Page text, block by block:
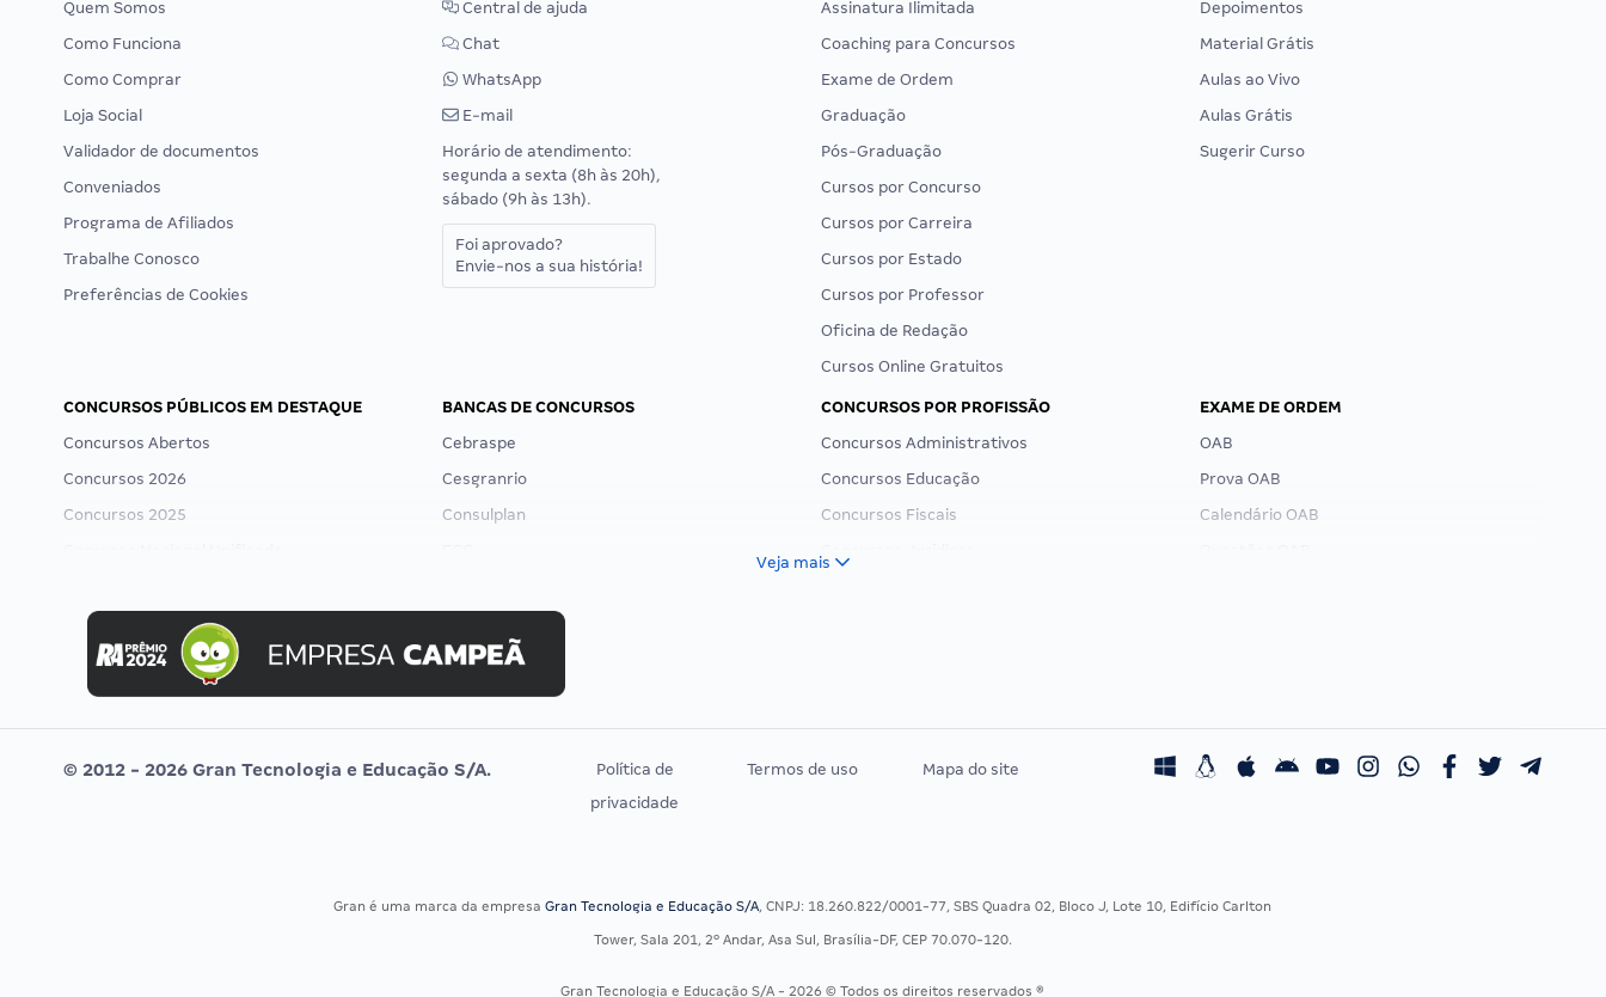
Quem Somos
Como Funciona
Como Comprar
Loja Social
Validador de documentos
Conveniados
Programa de Afiliados
Trabalhe Conosco
Preferências de Cookies
Central de ajuda
Chat
WhatsApp
E-mail
Horário de atendimento:
segunda a sexta (8h às 20h),
sábado (9h às 13h).
Foi aprovado?
Envie-nos a sua história!
Assinatura Ilimitada
Coaching para Concursos
Exame de Ordem
Graduação
Pós-Graduação
Cursos por Concurso
Cursos por Carreira
Cursos por Estado
Cursos por Professor
Oficina de Redação
Cursos Online Gratuitos
Depoimentos
Material Grátis
Aulas ao Vivo
Aulas Grátis
Sugerir Curso
CONCURSOS PÚBLICOS EM DESTAQUE
Concursos Abertos
Concursos 2026
Concursos 2025
Concurso MPU
Editais publicados
BANCAS DE CONCURSOS
Cebraspe
Cesgranrio
Consulplan
Selecon
Uniase
Vunesp
CONCURSOS POR PROFISSÃO
Concursos Administrativos
Concursos Educação
Concursos Fiscais
Residência Multiprofissional
EXAME DE ORDEM
OAB
Prova OAB
Calendário OAB
Veja mais
© 2012 - 2026 Gran Tecnologia e Educação S/A.
Política de
privacidade
Termos de uso Mapa do site
Gran é uma marca da empresaGran Tecnologia e Educação S/A, CNPJ: 18.260.822/0001-77, SBS Quadra 02, Bloco J, Lote 10, Edifício Carlton
Tower, Sala 201, 2º Andar, Asa Sul, Brasília-DF, CEP 70.070-120.
Gran Tecnologia e Educação S/A - 2026 © Todos os direitos reservados ®